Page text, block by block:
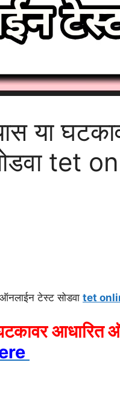
या
tet
टेस्ट सोडवा tet
आधारित